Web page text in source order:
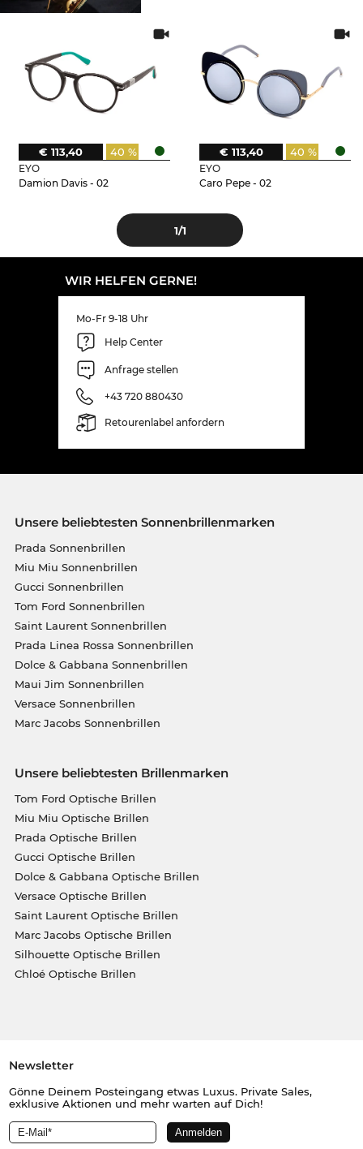
EYO
Damion Davis - 02
40 %
€ 113,40
EYO
Caro Pepe - 02
40 %
€ 113,40
1/1
WIR HELFEN GERNE!
Mo-Fr 9-18 Uhr
Help Center
Anfrage stellen
+43 720 880430
Retourenlabel anfordern
Unsere beliebtesten Sonnenbrillenmarken
Prada Sonnenbrillen
Miu Miu Sonnenbrillen
Gucci Sonnenbrillen
Tom Ford Sonnenbrillen
Saint Laurent Sonnenbrillen
Prada Linea Rossa Sonnenbrillen
Dolce & Gabbana Sonnenbrillen
Maui Jim Sonnenbrillen
Versace Sonnenbrillen
Marc Jacobs Sonnenbrillen
Unsere beliebtesten Brillenmarken
Tom Ford Optische Brillen
Miu Miu Optische Brillen
Prada Optische Brillen
Gucci Optische Brillen
Dolce & Gabbana Optische Brillen
Versace Optische Brillen
Saint Laurent Optische Brillen
Marc Jacobs Optische Brillen
Silhouette Optische Brillen
Chloé Optische Brillen
Newsletter
Gönne Deinem Posteingang etwas Luxus. Private Sales,
exklusive Aktionen und mehr warten auf Dich!